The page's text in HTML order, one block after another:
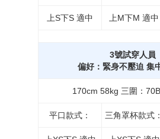
上S下S 適中 上M下M 適中
3號試穿人員
偏好：緊身不壓迫 集
170cm 58kg 三圍：
平口款式： 三角罩杯款式：